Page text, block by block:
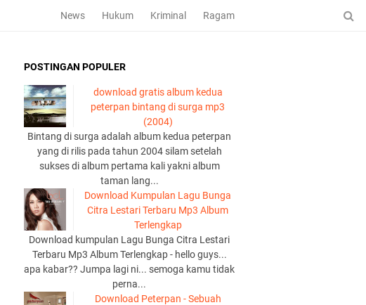
News Hukum Kriminal Ragam
POSTINGAN POPULER
download gratis album kedua
peterpan bintang di surga mp3
(2004)
Bintang di surga adalah album kedua peterpan
yang di rilis pada tahun 2004 silam setelah
sukses di album pertama kali yakni album
taman lang...
Download Kumpulan Lagu Bunga
Citra Lestari Terbaru Mp3 Album
Terlengkap
Download kumpulan Lagu Bunga Citra Lestari
Terbaru Mp3 Album Terlengkap - hello guys...
apa kabar?? Jumpa lagi ni... semoga kamu tidak
perna...
Download Peterpan - Sebuah